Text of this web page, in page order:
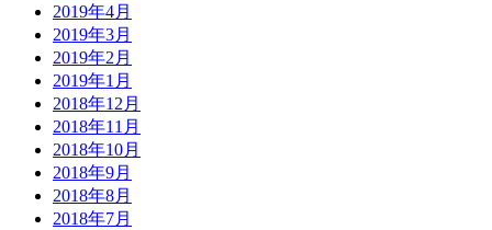
2019年4月
2019年3月
2019年2月
2019年1月
2018年12月
2018年11月
2018年10月
2018年9月
2018年8月
2018年7月